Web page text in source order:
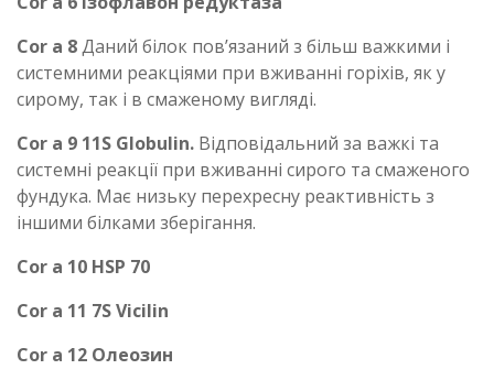
Cor a 8Даний білок пов’язаний з більш важкими і
системними реакціями при вживанні горіхів, як у
сирому, так і в смаженому вигляді.
Cor a 9 11S Globulin. Відповідальний за важкі та
системні реакції при вживанні сирого та смаженого
фундука. Має низьку перехресну реактивність з
іншими білками зберігання.
Cor a 10 HSP 70
Cor a 11 7S Vicilin
Cor a 12 Олеозин